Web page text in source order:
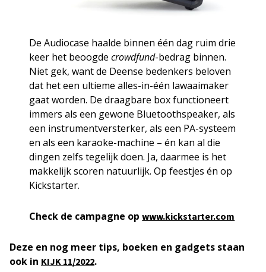
De Audiocase haalde binnen één dag ruim drie
keer het beoogdecrowdfund-bedrag binnen.
Niet gek, want de Deense bedenkers beloven
dat het een ultieme alles-in-één lawaaimaker
gaat worden. De draagbare box functioneert
immers als een gewone Bluetoothspeaker, als
een instrumentversterker, als een PA-systeem
en als een karaoke-machine – én kan al die
dingen zelfs tegelijk doen. Ja, daarmee is het
makkelijk scoren natuurlijk. Op feestjes én op
Kickstarter.
Check de campagne opwww.kickstarter.com
Deze en nog meer tips, boeken en gadgets staan
ook in KIJK 11/2022.